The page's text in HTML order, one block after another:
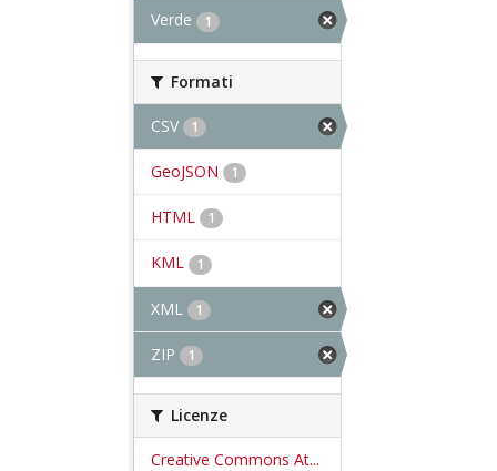
Verde 1
Formati
CSV 1
GeoJSON 1
HTML 1
KML 1
XML 1
ZIP 1
Licenze
Creative Commons At...